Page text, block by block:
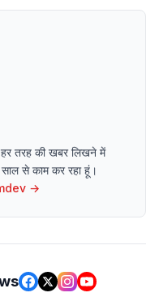
तरह की खबर लिखने में
से काम कर रहा हूं।
→